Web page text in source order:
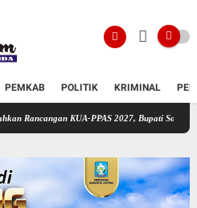
PEMKAB POLITIK KRIMINAL
KUA-PPAS 2027, Bupati Soppeng Optimistis